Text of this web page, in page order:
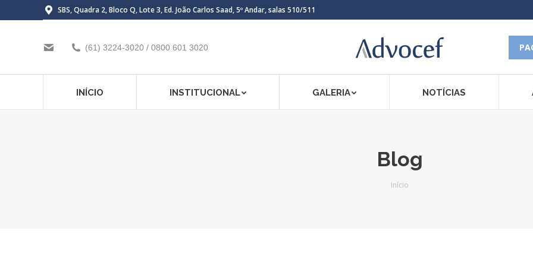
SBS, Quadra 2, Bloco Q, Lote 3, Ed. João Carlos Saad, 5º Andar, salas 510/511
(61) 3224-3020 / 0800 601 3020
INÍCIO INSTITUCIONAL GALERIA NOTÍCIAS
Blog
Você está aqui:
Início